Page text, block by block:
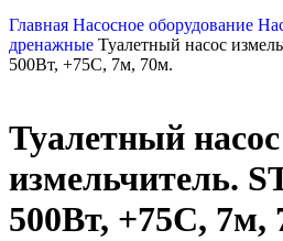
Главная Насосное оборудование
дренажные Туалетный насос
500Вт, +75С, 7м, 70м.
Туалетный насос
измельчитель.
500Вт, +75С, 7м,